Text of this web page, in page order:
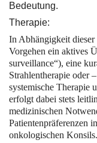
Bedeutung.
Therapie:
In Abhängigkeit dieser
Vorgehen ein aktives
surveillance“), eine
Strahlentherapie oder
systemische Therapie
erfolgt dabei stets
medizinischen
Patientenpräferenzen
onkologischen Konsils.